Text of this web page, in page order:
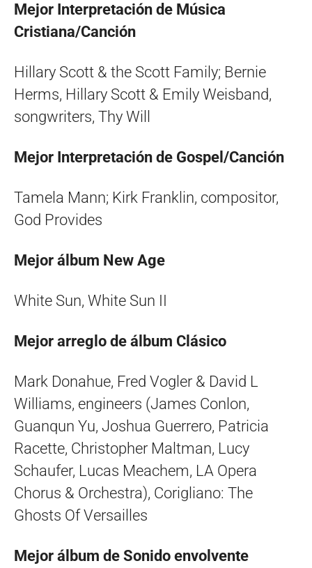
Mejor Interpretación de Música
Cristiana/Canción
Hillary Scott & the Scott Family; Bernie
Herms, Hillary Scott & Emily Weisband,
songwriters, Thy Will
Mejor Interpretación de Gospel/Canción
Tamela Mann; Kirk Franklin, compositor,
God Provides
Mejor álbum New Age
White Sun, White Sun II
Mejor arreglo de álbum Clásico
Mark Donahue, Fred Vogler & David L
Williams, engineers (James Conlon,
Guanqun Yu, Joshua Guerrero, Patricia
Racette, Christopher Maltman, Lucy
Schaufer, Lucas Meachem, LA Opera
Chorus & Orchestra), Corigliano: The
Ghosts Of Versailles
Mejor álbum de Sonido envolvente